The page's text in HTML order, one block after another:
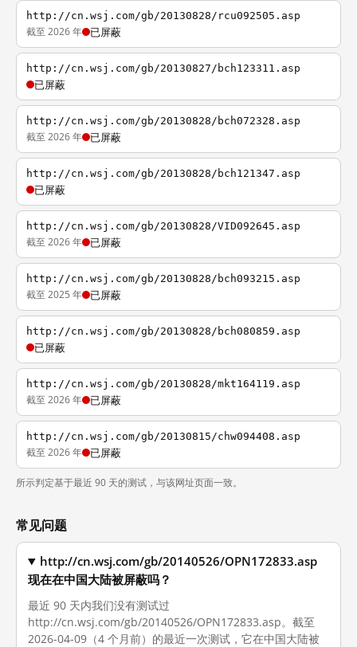
http://cn.wsj.com/gb/20130828/rcu092505.asp
截至 2026 年 已屏蔽
http://cn.wsj.com/gb/20130827/bch123311.asp
已屏蔽
http://cn.wsj.com/gb/20130828/bch072328.asp
截至 2026 年 已屏蔽
http://cn.wsj.com/gb/20130828/bch121347.asp
已屏蔽
http://cn.wsj.com/gb/20130828/VID092645.asp
截至 2026 年 已屏蔽
http://cn.wsj.com/gb/20130828/bch093215.asp
截至 2025 年 已屏蔽
http://cn.wsj.com/gb/20130828/bch080859.asp
已屏蔽
http://cn.wsj.com/gb/20130828/mkt164119.asp
截至 2026 年 已屏蔽
http://cn.wsj.com/gb/20130815/chw094408.asp
截至 2026 年 已屏蔽
所示判定基于最近 90 天的测试，与该网址页面一致。
常见问题
http://cn.wsj.com/gb/20140526/OPN172833.asp
现在在中国大陆被屏蔽吗？
最近 90 天内我们没有测试过
http://cn.wsj.com/gb/20140526/OPN172833.asp。截至
2026-04-09（4 个月前）的最近一次测试，它在中国大陆被